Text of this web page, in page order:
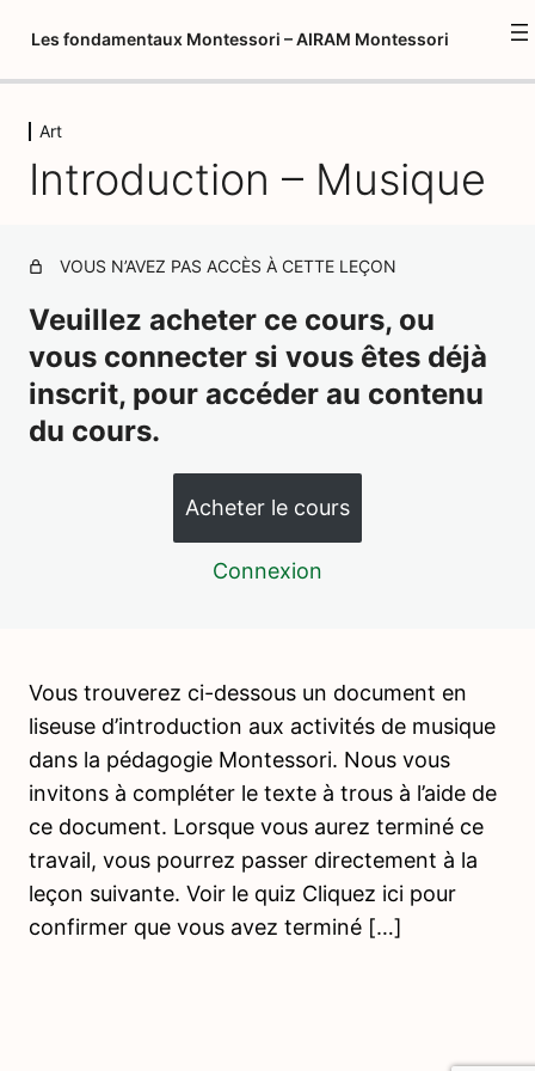
Les fondamentaux Montessori – AIRAM Montessori
Introduction à la formation
1 leçon
Psychopédagogie 1
Environnement préparé
Introduction aux fondamentaux
Montessori
3 leçons, 1 quiz
Vie Pratique – Activités préliminaires
/ activités oculomotrices
Psychopédagogie 2
Vie pratique – Soin de la personne
17 leçons, 5 quiz
Vie pratique – Activités de nourriture
10 leçons, 3 quiz
Vie pratique – Grâce et courtoisie
5 leçons, 1 quiz
Psychopédagogie 3
1 leçon, 1 quiz
Jeux collectifs de coordination
motrice
Art
Introduction – Musique
VOUS N’AVEZ PAS ACCÈS À CETTE LEÇON
Veuillez acheter ce cours, ou
vous connecter si vous êtes déjà
inscrit, pour accéder au contenu
du cours.
Acheter le cours
Connexion
Vous trouverez ci-dessous un document en
liseuse d’introduction aux activités de musique
dans la pédagogie Montessori. Nous vous
invitons à compléter le texte à trous à l’aide de
ce document. Lorsque vous aurez terminé ce
travail, vous pourrez passer directement à la
leçon suivante. Voir le quiz Cliquez ici pour
confirmer que vous avez terminé […]